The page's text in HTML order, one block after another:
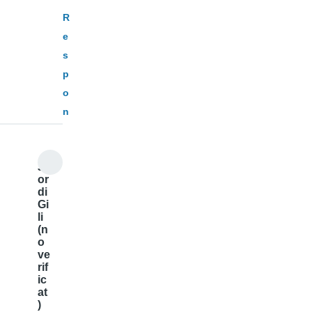
R
e
s
p
o
n
J
or
di
Gi
li
(n
o
ve
rif
ic
at
)